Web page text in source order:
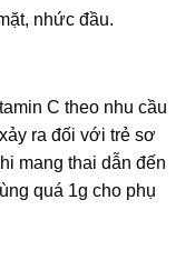
nhức đầu.
C theo nhu cầu
ra đối với trẻ sơ
mang thai dẫn đến
quá 1g cho phụ